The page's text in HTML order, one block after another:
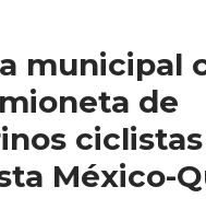
municipal
de
México-